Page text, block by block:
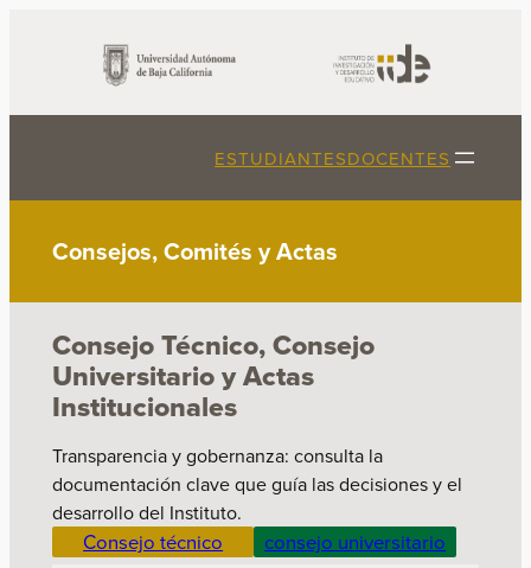
ESTUDIANTESDOCENTES
Consejos, Comités y Actas
Consejo Técnico, Consejo
Universitario y Actas
Institucionales
Transparencia y gobernanza: consulta la
documentación clave que guía las decisiones y el
desarrollo del Instituto.
Consejo técnico consejo universitario